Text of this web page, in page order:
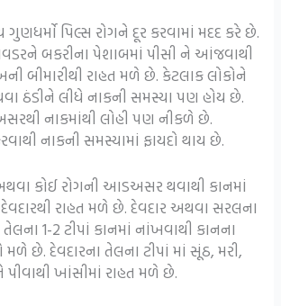
પિલ્સ રોગને દૂર કરવામાં મદદ કરે છે.
બકરીના પેશાબમાં પીસી ને આંજવાથી
બીમારીથી રાહત મળે છે. કેટલાક લોકોને
ઠંડીને લીધે નાકની સમસ્યા પણ હોય છે.
નાકમાંથી લોહી પણ નીકળે છે.
નાકની સમસ્યામાં ફાયદો થાય છે.
કોઈ રોગની આડઅસર થવાથી કાનમાં
રાહત મળે છે. દેવદાર અથવા સરલના
તેલના 1-2 ટીપાં કાનમાં નાંખવાથી કાનના
મળે છે. દેવદારના તેલના ટીપાં માં સૂંઠ, મરી,
ખાંસીમાં રાહત મળે છે.